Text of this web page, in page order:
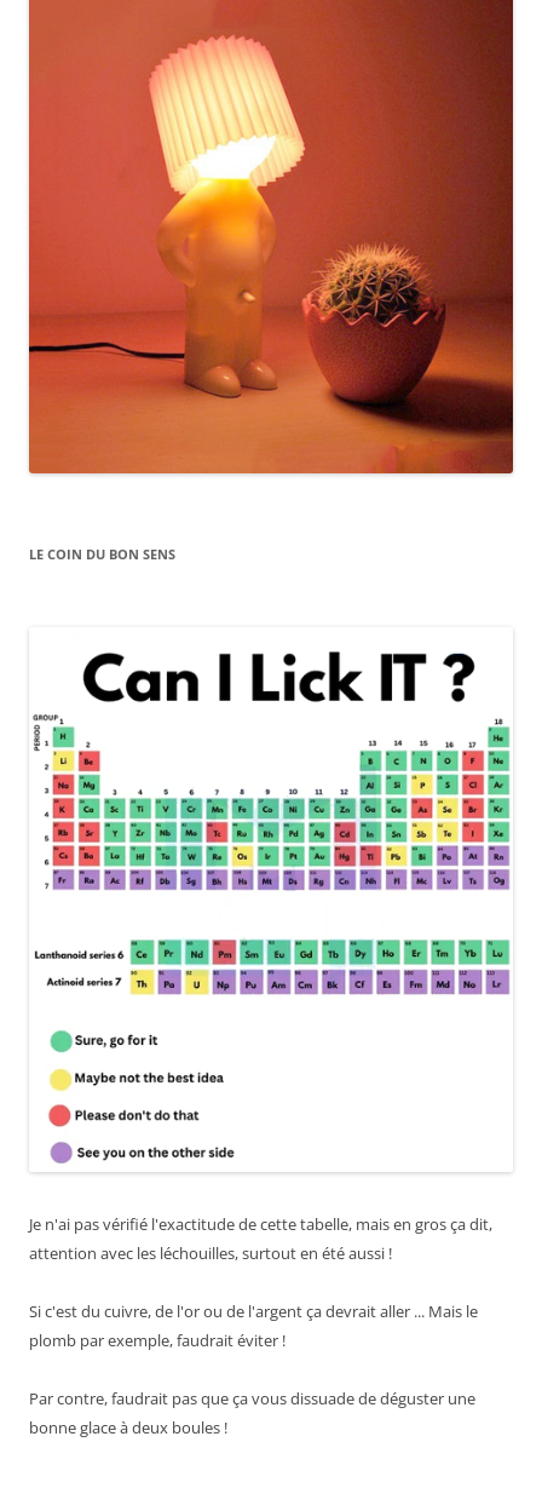
LE COIN DU BON SENS
Je n'ai pas vérifié l'exactitude de cette tabelle, mais en gros ça dit,
attention avec les léchouilles, surtout en été aussi !
Si c'est du cuivre, de l'or ou de l'argent ça devrait aller ... Mais le
plomb par exemple, faudrait éviter !
Par contre, faudrait pas que ça vous dissuade de déguster une
bonne glace à deux boules !